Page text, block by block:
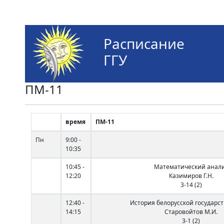
Расписание
ГГУ
ПМ-11
время ПМ-11
Пн
9:00 -
10:35
10:45 -
12:20
Математический
Казимиров Г.Н.
3-14 (2)
12:40 -
14:15
История белорусской
Старовойтов М.И.
3-1 (2)